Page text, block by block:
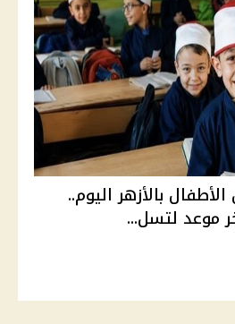
بالأزهر اليوم..
موعد لتسل...